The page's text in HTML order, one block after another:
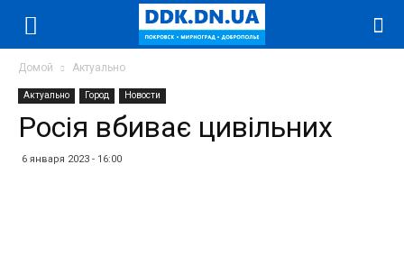
Домой Актуально
Актуально Город Новости
Росія вбиває цивільних
6 января 2023 - 16:00